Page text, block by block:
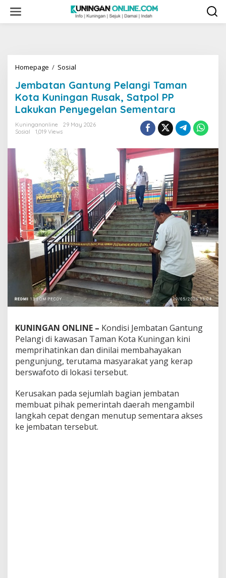
content
Homepage / Sosial
Pelangi
Taman
Kota
Kuningan
Rusak,
Satpol
Lakukan
Penyegelan
Sementara
Jembatan Gantung Pelangi Taman
Kota Kuningan Rusak, Satpol PP
Lakukan Penyegelan Sementara
Kuninganonline
29 May 2026
Sosial
1,019 Views
KUNINGAN ONLINE – Kondisi Jembatan Gantung
Pelangi di kawasan Taman Kota Kuningan kini
memprihatinkan dan dinilai membahayakan
pengunjung, terutama masyarakat yang kerap
berswafoto di lokasi tersebut.
Kerusakan pada sejumlah bagian jembatan
membuat pihak pemerintah daerah mengambil
langkah cepat dengan menutup sementara akses
ke jembatan tersebut.